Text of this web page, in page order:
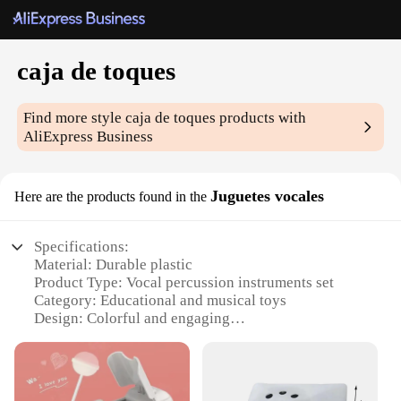
caja de toques
Find more stylecaja de toques products with
AliExpress Business
Here are the products found in the Juguetes vocales
Specifications:
Material: Durable plastic
Product Type: Vocal percussion instruments set
Category: Educational and musical toys
Design: Colorful and engaging
skills
Quantity: Comes as a set of multiple instruments